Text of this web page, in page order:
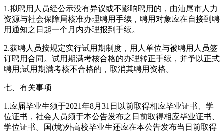
1.拟聘用人员经公示没有异议或不影响聘用的，由汕尾市人力
资源与社会保障局核准办理聘用手续，聘用对象应在自接到聘
用通知之日起一个月内办理报到手续。
2.获聘人员按规定实行试用期制度，用人单位与被聘用人员签
订聘用合同。试用期满考核合格的办理转正手续，并予以正式
聘用;试用期满考核不合格的，取消其聘用资格。
七、有关事项
1.应届毕业生须于2021年8月31日以前取得相应毕业证书、学
位证书，社会人员须于本公告发布之日前取得相应毕业证书、
学位证书。国(境)外高校毕业生还应在本公告发布当日前取得